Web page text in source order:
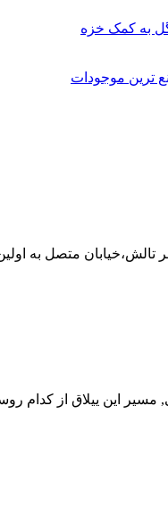
به کمک خزه
ترین موجودات
تالش،خیابان متصل به
مسیر این ییلاق از کدام